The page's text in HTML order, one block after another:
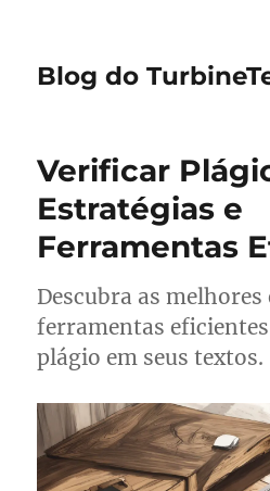
Blog do
Verificar
Estratégias e
Ferramentas
Descubra as
ferramentas
plágio em seus textos.